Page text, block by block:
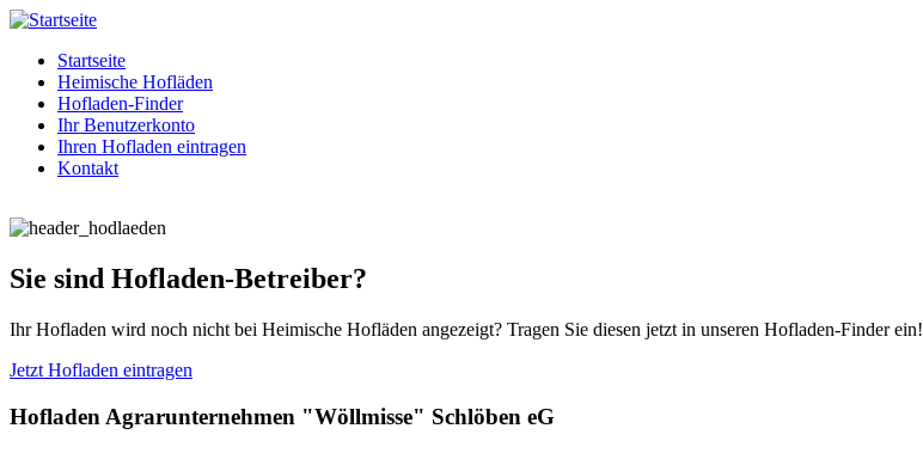
Startseite
Heimische Hofläden
Hofladen-Finder
Ihr Benutzerkonto
Ihren Hofladen eintragen
Kontakt
Sie sind Hofladen-Betreiber?
Ihr Hofladen wird noch nicht bei Heimische Hofläden angezeigt? Tragen Sie diesen jetzt in unseren Hofladen-Finder ein!
Jetzt Hofladen eintragen
Hofladen Agrarunternehmen "Wöllmisse" Schlöben eG